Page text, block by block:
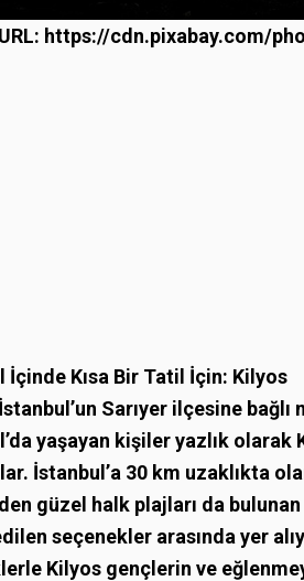
https://cdn.pixabay.com/
İçinde Kısa Bir Tatil İçin: Kilyos
Sarıyer ilçesine
yaşayan kişiler yazlık
İstanbul’a 30 km uzaklıkta
güzel halk plajları da
seçenekler arasında yer
Kilyos gençlerin ve